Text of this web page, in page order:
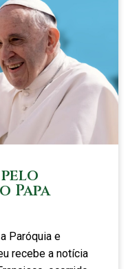
Papa
Paróquia e
recebe a notícia